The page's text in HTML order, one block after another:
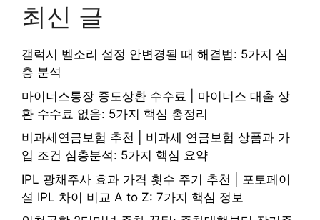
최신 글
갤럭시 벨소리 설정 안변경될 때 해결법: 5가지 심
층 분석
마이너스통장 중도상환 수수료 | 마이너스 대출 상
환 수수료 없음: 5가지 핵심 총정리
비과세연금보험 추천 | 비과세 연금보험 상품과 가
입 조건 심층분석: 5가지 핵심 요약
IPL 광채주사 효과 가격 횟수 주기 추천 | 포토페이
셜 IPL 차이 비교 A to Z: 7가지 핵심 정보